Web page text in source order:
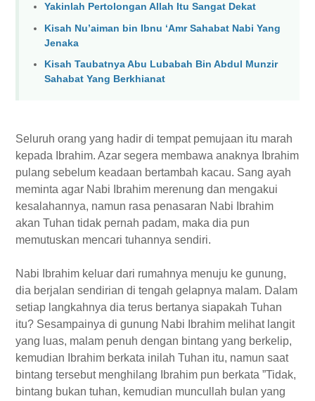
Yakinlah Pertolongan Allah Itu Sangat Dekat
Kisah Nu’aiman bin Ibnu ‘Amr Sahabat Nabi Yang
Jenaka
Kisah Taubatnya Abu Lubabah Bin Abdul Munzir
Sahabat Yang Berkhianat
Seluruh orang yang hadir di tempat pemujaan itu marah
kepada Ibrahim. Azar segera membawa anaknya Ibrahim
pulang sebelum keadaan bertambah kacau. Sang ayah
meminta agar Nabi Ibrahim merenung dan mengakui
kesalahannya, namun rasa penasaran Nabi Ibrahim
akan Tuhan tidak pernah padam, maka dia pun
memutuskan mencari tuhannya sendiri.
Nabi Ibrahim keluar dari rumahnya menuju ke gunung,
dia berjalan sendirian di tengah gelapnya malam. Dalam
setiap langkahnya dia terus bertanya siapakah Tuhan
itu? Sesampainya di gunung Nabi Ibrahim melihat langit
yang luas, malam penuh dengan bintang yang berkelip,
kemudian Ibrahim berkata inilah Tuhan itu, namun saat
bintang tersebut menghilang Ibrahim pun berkata ”Tidak,
bintang bukan tuhan, kemudian muncullah bulan yang